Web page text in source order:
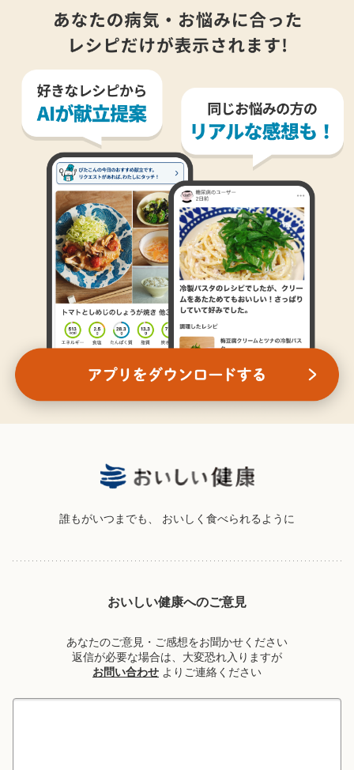
誰もがいつまでも、 おいしく食べられるように
おいしい健康へのご意見
あなたのご意見・ご感想をお聞かせください
返信が必要な場合は、大変恐れ入りますが
お問い合わせ よりご連絡ください